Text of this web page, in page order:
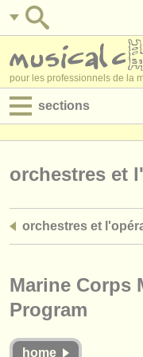
pour les professionnels de la
sections
jobs -
stages/cours
concours/
orchestres et
orchestres et
Marine Corps
Program
home